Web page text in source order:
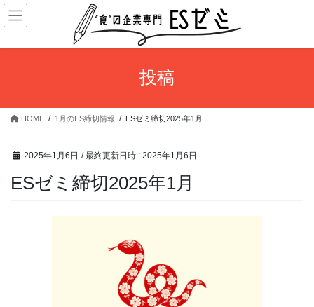
コ
ン
ン
キ
ナ
ビ
ー
に
投稿
HOME 1月のES締切情報 ESゼミ締切2025年1月
2025年1月6日 / 最終更新日時 : 2025年1月6日
ESゼミ締切2025年1月